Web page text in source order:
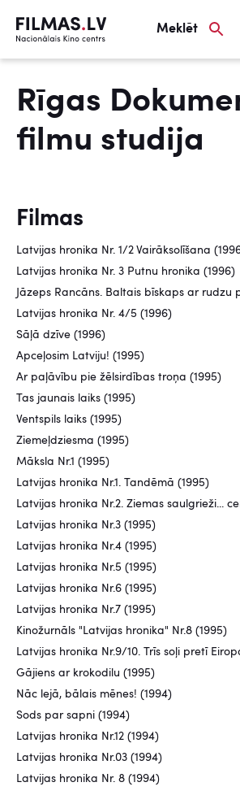
Meklēt
Rīgas
filmu studija
Filmas
Latvijas hronika Nr. 1/2 Vairāksolīšana
Latvijas hronika Nr. 3 Putnu hronika (1996)
Jāzeps Rancāns. Baltais bīskaps ar rudzu
Latvijas hronika Nr. 4/5 (1996)
Sāļā dzīve (1996)
Apceļosim Latviju! (1995)
Ar paļāvību pie žēlsirdības troņa (1995)
Tas jaunais laiks (1995)
Ventspils laiks (1995)
Ziemeļdziesma (1995)
Māksla Nr.1 (1995)
Latvijas hronika Nr.1. Tandēmā (1995)
Latvijas hronika Nr.2. Ziemas saulgrieži...
Latvijas hronika Nr.3 (1995)
Latvijas hronika Nr.4 (1995)
Latvijas hronika Nr.5 (1995)
Latvijas hronika Nr.6 (1995)
Latvijas hronika Nr.7 (1995)
Kinožurnāls "Latvijas hronika" Nr.8 (1995)
Latvijas hronika Nr.9/10. Trīs soļi pretī
Gājiens ar krokodilu (1995)
Nāc lejā, bālais mēnes! (1994)
Sods par sapni (1994)
Latvijas hronika Nr.12 (1994)
Latvijas hronika Nr.03 (1994)
Latvijas hronika Nr. 8 (1994)